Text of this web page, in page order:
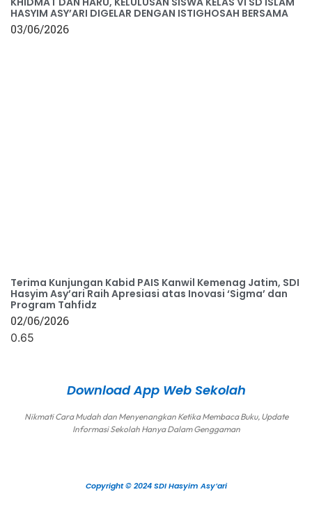
HASYIM ASY’ARI DIGELAR DENGAN ISTIGHOSAH BERSAMA
03/06/2026
Terima Kunjungan Kabid PAIS Kanwil Kemenag Jatim, SDI
Hasyim Asy’ari Raih Apresiasi atas Inovasi ‘Sigma’ dan
Program Tahfidz
02/06/2026
Download App Web Sekolah
Nikmati Cara Mudah dan Menyenangkan Ketika Membaca Buku, Update
Informasi Sekolah Hanya Dalam Genggaman
Copyright © 2024 SDI Hasyim Asy’ari